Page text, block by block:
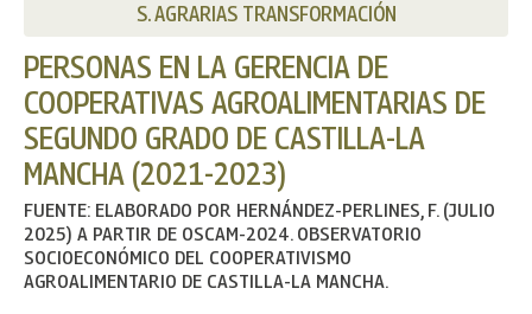
S. AGRARIAS TRANSFORMACIÓN
PERSONAS EN LA GERENCIA DE
COOPERATIVAS AGROALIMENTARIAS DE
SEGUNDO GRADO DE CASTILLA-LA
MANCHA (2021-2023)
FUENTE: ELABORADO POR HERNÁNDEZ-PERLINES, F. (JULIO
2025) A PARTIR DE OSCAM-2024. OBSERVATORIO
SOCIOECONÓMICO DEL COOPERATIVISMO
AGROALIMENTARIO DE CASTILLA-LA MANCHA.